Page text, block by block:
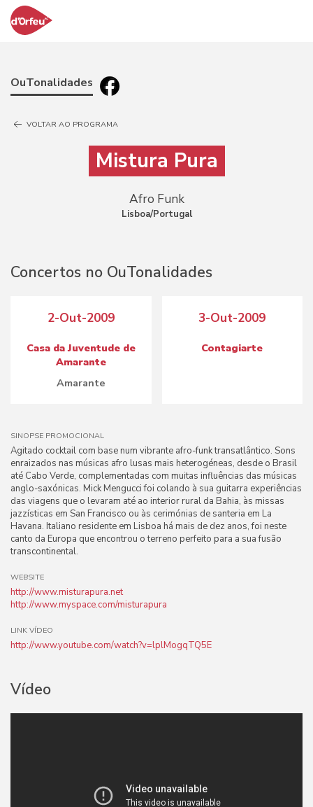
OuTonalidades
VOLTAR AO PROGRAMA
Mistura Pura
Afro Funk
Lisboa/Portugal
Concertos no OuTonalidades
2-Out-2009
Casa da Juventude de
Amarante
Amarante
3-Out-2009
Contagiarte
SINOPSE PROMOCIONAL
Agitado cocktail com base num vibrante afro-funk transatlântico. Sons
enraizados nas músicas afro lusas mais heterogéneas, desde o Brasil
até Cabo Verde, complementadas com muitas influências das músicas
anglo-saxónicas. Mick Mengucci foi colando à sua guitarra experiências
das viagens que o levaram até ao interior rural da Bahia, às missas
jazzísticas em San Francisco ou às cerimónias de santeria em La
Havana. Italiano residente em Lisboa há mais de dez anos, foi neste
canto da Europa que encontrou o terreno perfeito para a sua fusão
transcontinental.
WEBSITE
http://www.misturapura.net
http://www.myspace.com/misturapura
LINK VÍDEO
http://www.youtube.com/watch?v=lplMogqTQ5E
Vídeo